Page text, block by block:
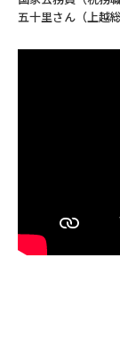
五十里さん（上越